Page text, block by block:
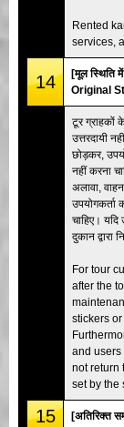
Rented
services,
14
[मूल स्थिति
Original
टूर ग्राहकों
उत्तरदायी
छोड़कर,
नहीं करना
अलावा,
चाहिए।
दुकान द्वारा
For tour
after the
stickers
and users
not return
set by the
15 [अतिरिक्त